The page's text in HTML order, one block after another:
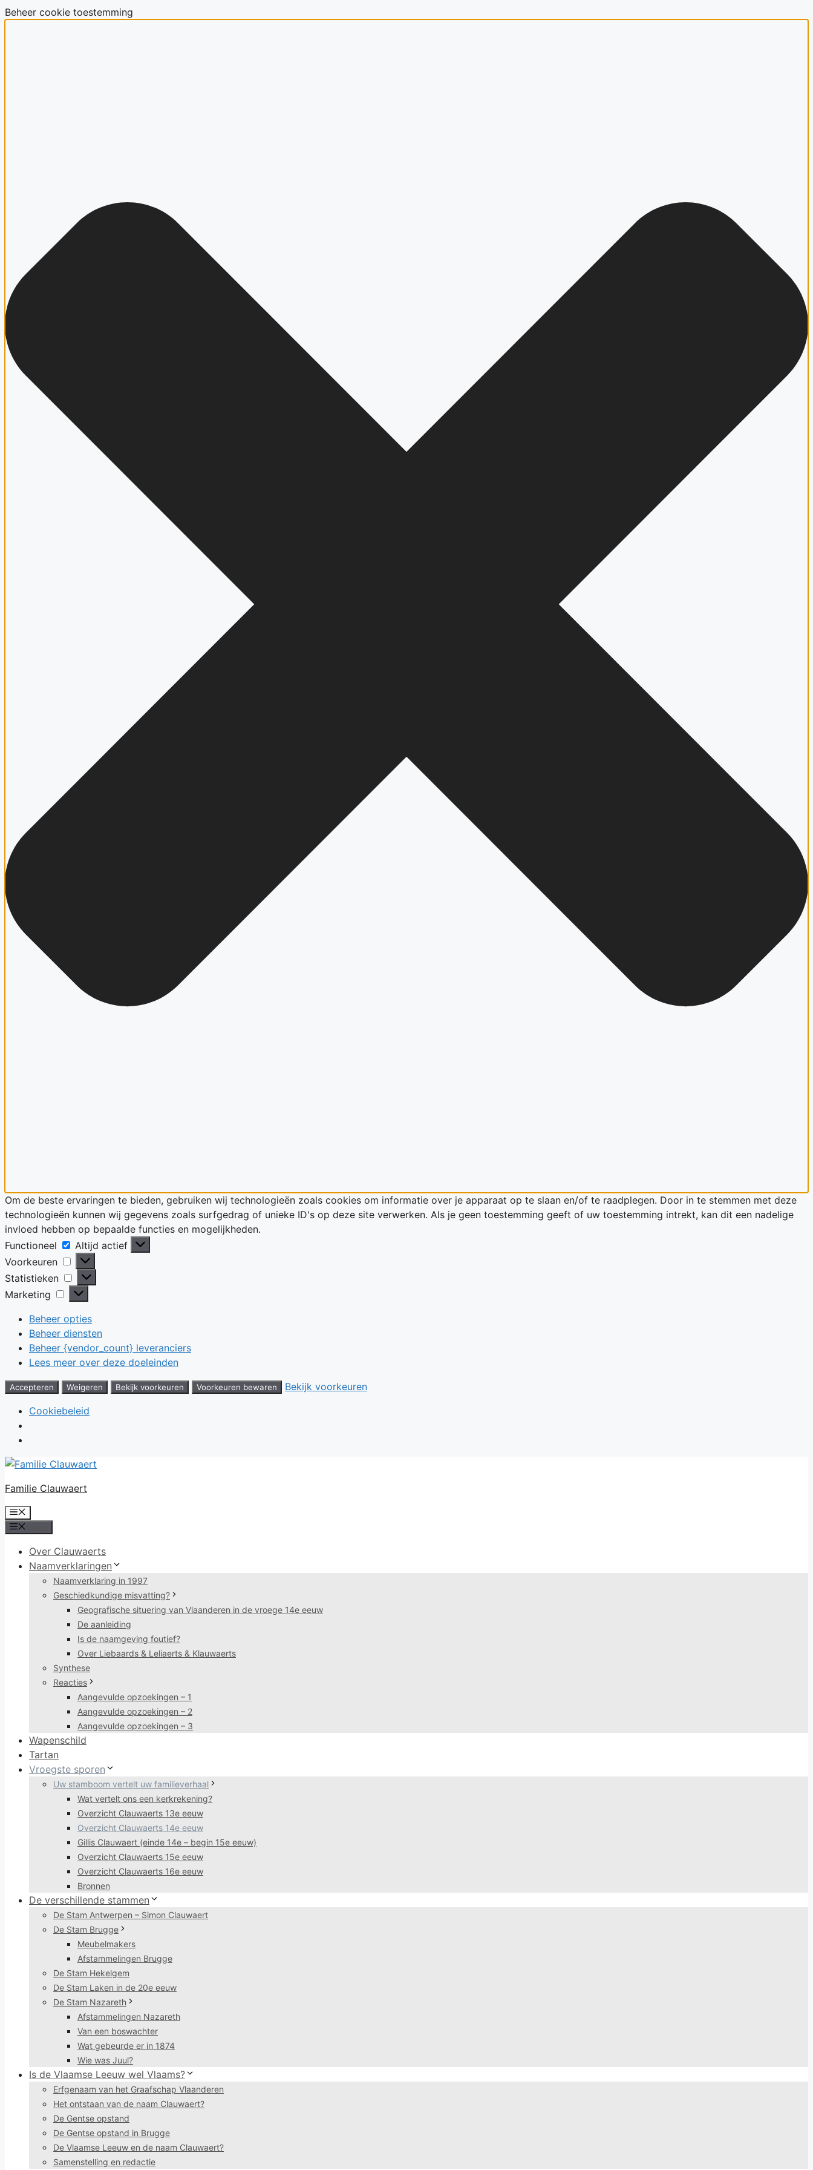
Beheer cookie toestemming
Om de beste ervaringen te bieden, gebruiken wij technologieën zoals cookies om informatie over je apparaat op te slaan en/of te raadplegen. Door in te stemmen met deze
technologieën kunnen wij gegevens zoals surfgedrag of unieke ID's op deze site verwerken. Als je geen toestemming geeft of uw toestemming intrekt, kan dit een nadelige
invloed hebben op bepaalde functies en mogelijkheden.
Functioneel
Functioneel
Altijd actief
Voorkeuren
Voorkeuren
Statistieken
Statistieken
Marketing
Marketing
Beheer opties
Beheer diensten
Beheer {vendor_count} leveranciers
Lees meer over deze doeleinden
Accepteren Weigeren Bekijk voorkeuren Voorkeuren bewaren
Bekijk voorkeuren
Cookiebeleid
Ga
de
inhoud
Familie Clauwaert
Menu
Over Clauwaerts
Naamverklaringen
Naamverklaring in 1997
Geschiedkundige misvatting?
Geografische situering van Vlaanderen in de vroege 14e eeuw
De aanleiding
Is de naamgeving foutief?
Over Liebaards & Leliaerts & Klauwaerts
Synthese
Reacties
Aangevulde opzoekingen – 1
Aangevulde opzoekingen – 2
Aangevulde opzoekingen – 3
Wapenschild
Tartan
Vroegste sporen
Uw stamboom vertelt uw familieverhaal
Wat vertelt ons een kerkrekening?
Overzicht Clauwaerts 13e eeuw
Overzicht Clauwaerts 14e eeuw
Gillis Clauwaert (einde 14e – begin 15e eeuw)
Overzicht Clauwaerts 15e eeuw
Overzicht Clauwaerts 16e eeuw
Bronnen
De verschillende stammen
De Stam Antwerpen – Simon Clauwaert
De Stam Brugge
Meubelmakers
Afstammelingen Brugge
De Stam Hekelgem
De Stam Laken in de 20e eeuw
De Stam Nazareth
Afstammelingen Nazareth
Van een boswachter
Wat gebeurde er in 1874
Wie was Juul?
Is de Vlaamse Leeuw wel Vlaams?
Erfgenaam van het Graafschap Vlaanderen
Het ontstaan van de naam Clauwaert?
De Gentse opstand
De Gentse opstand in Brugge
De Vlaamse Leeuw en de naam Clauwaert?
Samenstelling en redactie